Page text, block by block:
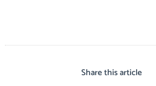
Share this article